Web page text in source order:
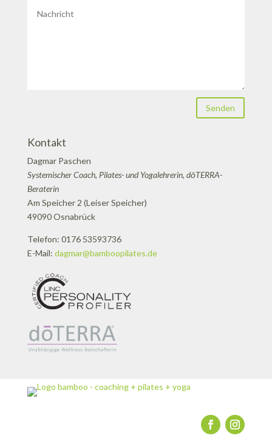
Senden
Kontakt
Dagmar Paschen
Systemischer Coach, Pilates- und Yogalehrerin, dōTERRA-
Beraterin
Am Speicher 2 (Leiser Speicher)
49090 Osnabrück
Telefon: 0176 53593736
E-Mail: dagmar@bamboopilates.de